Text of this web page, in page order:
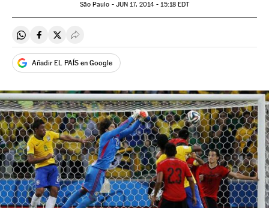
São Paulo - JUN 17, 2014 - 15:18EDT
Compartir en Whatsapp
Compartir en Facebook
Compartir en Twitter
Desplegar Redes Sociales
Añadir EL PAÍS en Google